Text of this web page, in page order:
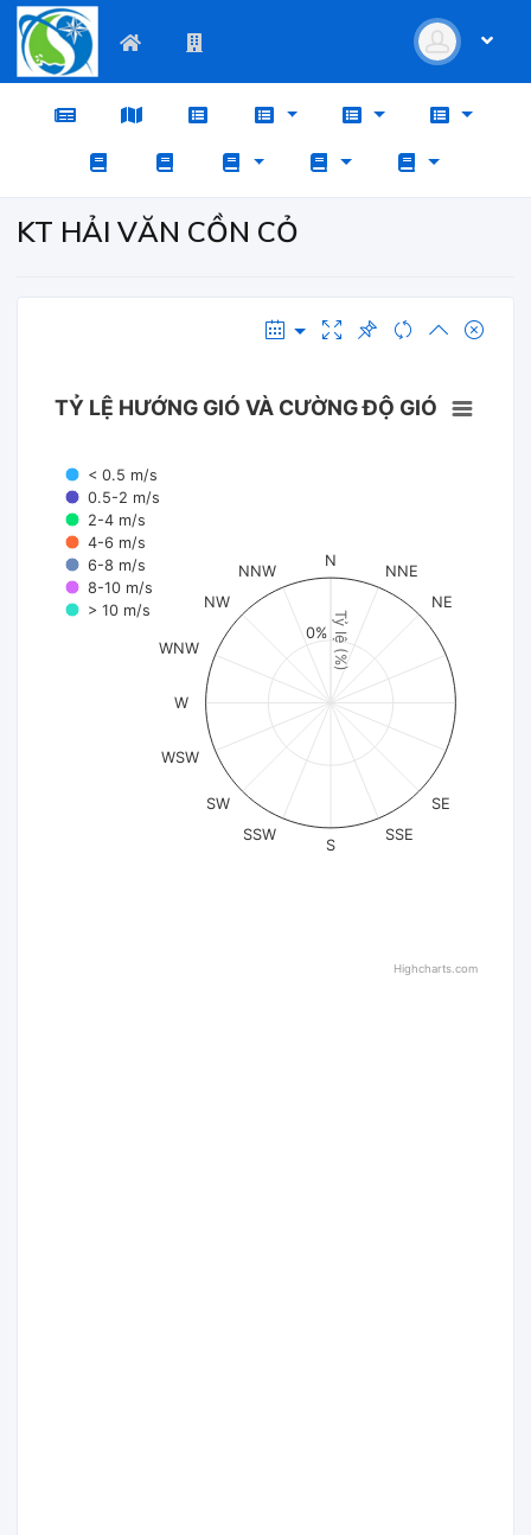
KT HẢI VĂN CỒN CỎ
Tỷ lệ (%)
TỶ LỆ HƯỚNG GIÓ VÀ CƯỜNG ĐỘ GIÓ
< 0.5 m/s
0.5-2 m/s
2-4 m/s
4-6 m/s
6-8 m/s
8-10 m/s
> 10 m/s
N
NNE
NE
SE
SSE
S
SSW
SW
WSW
W
WNW
NW
NNW
0%
Highcharts.com